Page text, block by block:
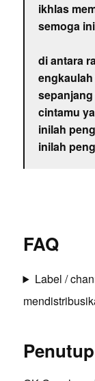
ikhlas
semoga
di antara
cintamu
inilah
inilah
FAQ
Label /
Penutup